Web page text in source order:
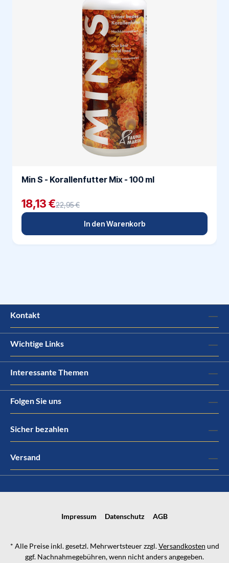
Min S - Korallenfutter Mix - 100 ml
18,13 €22,95 €
In den Warenkorb
Kontakt
Wichtige Links
Interessante Themen
Folgen Sie uns
Sicher bezahlen
Versand
Impressum Datenschutz AGB
* Alle Preise inkl. gesetzl. Mehrwertsteuer zzgl.Versandkosten und
ggf. Nachnahmegebühren, wenn nicht anders angegeben.